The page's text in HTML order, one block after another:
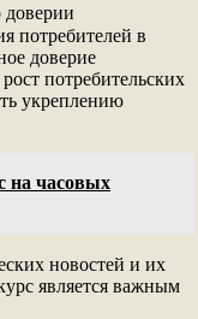
потребителей в
доверие
потребительских
укреплению
на часовых
новостей и их
является важным